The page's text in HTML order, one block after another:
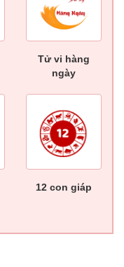
Tử vi hàng
ngày
12 con giáp